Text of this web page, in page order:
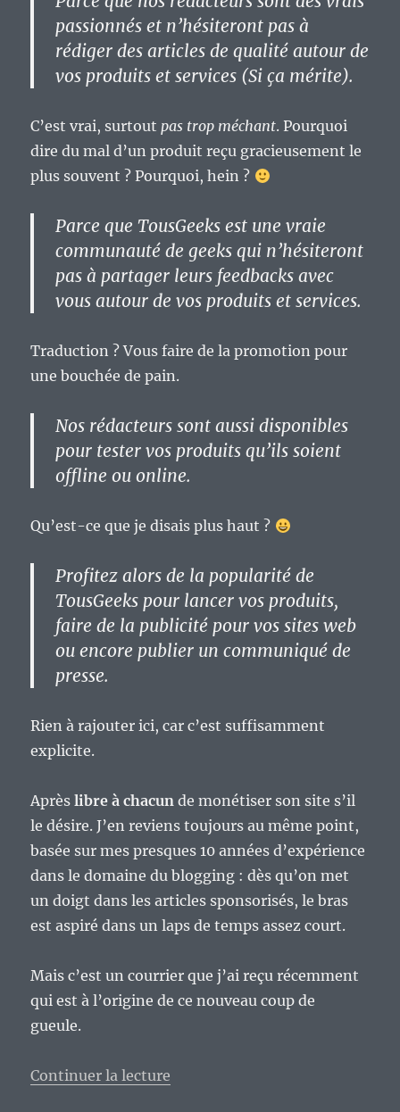
passionnés et n’hésiteront pas à
rédiger des articles de qualité autour de
vos produits et services (Si ça mérite).
C’est vrai, surtoutpas trop méchant. Pourquoi
dire du mal d’un produit reçu gracieusement le
plus souvent ? Pourquoi, hein ?
Parce que TousGeeks est une vraie
communauté de geeks qui n’hésiteront
pas à partager leurs feedbacks avec
vous autour de vos produits et services.
Traduction ? Vous faire de la promotion pour
une bouchée de pain.
Nos rédacteurs sont aussi disponibles
pour tester vos produits qu’ils soient
offline ou online.
Qu’est-ce que je disais plus haut ?
Profitez alors de la popularité de
TousGeeks pour lancer vos produits,
faire de la publicité pour vos sites web
ou encore publier un communiqué de
presse.
Rien à rajouter ici, car c’est suffisamment
explicite.
Aprèslibre à chacun de monétiser son site s’il
le désire. J’en reviens toujours au même point,
basée sur mes presques 10 années d’expérience
dans le domaine du blogging : dès qu’on met
un doigt dans les articles sponsorisés, le bras
est aspiré dans un laps de temps assez court.
Mais c’est un courrier que j’ai reçu récemment
qui est à l’origine de ce nouveau coup de
gueule.
Continuer la lecture